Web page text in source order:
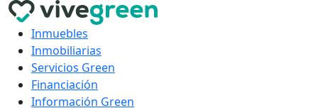
Inmuebles
Inmobiliarias
Servicios Green
Financiación
Información Green